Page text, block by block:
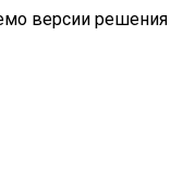
версии решения